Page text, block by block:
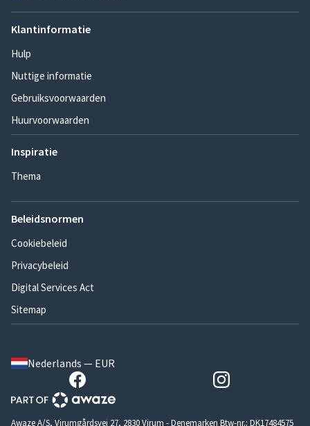
Klantinformatie
Hulp
Nuttige informatie
Gebruiksvoorwaarden
Huurvoorwaarden
Inspiratie
Thema
Beleidsnormen
Cookiebeleid
Privacybeleid
Digital Services Act
Sitemap
Nederlands — EUR
Awaze A/S, Virumgårdsvej 27, 2830 Virum - Denemarken Btw-nr.: DK17484575